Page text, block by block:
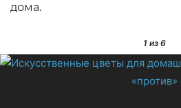
дома.
1из 6